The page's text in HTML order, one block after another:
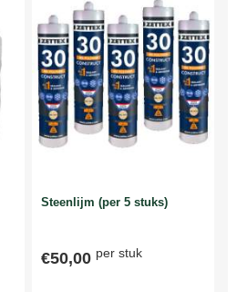
Steenlijm (per 5 stuks)
€50,00 per stuk